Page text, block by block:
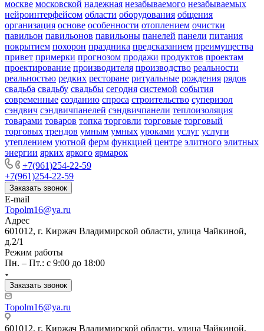
москве московской надежная незабываемого незабываемых
нейроинтерфейсом области оборудования общения
организация основе особенности отоплением очистки
павильон павильонов павильоны панелей панели питания
покрытием похорон праздника предсказанием преимущества
привет примерки прогнозом продажи продуктов проектам
проектирование производителя производство реальности
реальностью редких ресторане ритуальные рождения рядов
свадьба свадьбу свадьбы сегодня системой события
современные созданию спроса строительство суперизол
сэндвич сэндвичпанелей сэндвичпанели теплоизоляция
товарами товаров топка торговли торговые торговый
торговых трендов умным умных уроками услуг услуги
утеплением уютной ферм функцией центре элитного элитных
энергии ярких яркого ярмарок
+7(961)254-22-59
+7(961)254-22-59
Заказать звонок
E-mail
Topolm16@ya.ru
Адрес
601012, г. Киржач Владимирской области, улица Чайкиной,
д.2/1
Режим работы
Пн. – Пт.: с 9:00 до 18:00
Заказать звонок
Topolm16@ya.ru
601012, г. Киржач Владимирской области, улица Чайкиной,